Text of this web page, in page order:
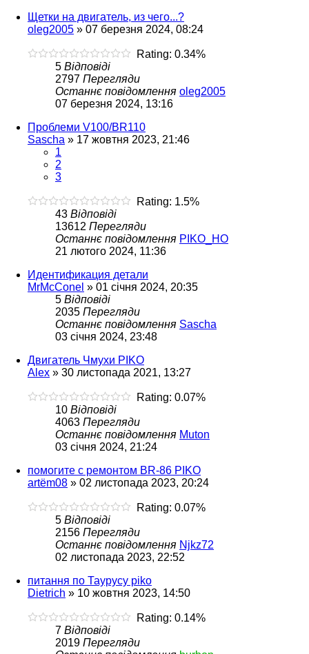
Щетки на двигатель, из чего...?
oleg2005 » 07 березня 2024, 08:24
Rating: 0.34%
5 Відповіді
2797 Перегляди
Останнє повідомлення oleg2005
07 березня 2024, 13:16
Проблеми V100/BR110
Sascha » 17 жовтня 2023, 21:46
1
2
3
Rating: 1.5%
43 Відповіді
13612 Перегляди
Останнє повідомлення PIKO_HO
21 лютого 2024, 11:36
Идентификация детали
MrMcConel » 01 січня 2024, 20:35
5 Відповіді
2035 Перегляди
Останнє повідомлення Sascha
03 січня 2024, 23:48
Двигатель Чмухи PIKO
Alex » 30 листопада 2021, 13:27
Rating: 0.07%
10 Відповіді
4063 Перегляди
Останнє повідомлення Muton
03 січня 2024, 21:24
помогите с ремонтом BR-86 PIKO
artëm08 » 02 листопада 2023, 20:24
Rating: 0.07%
5 Відповіді
2156 Перегляди
Останнє повідомлення Njkz72
02 листопада 2023, 22:52
питання по Таурусу piko
Dietrich » 10 жовтня 2023, 14:50
Rating: 0.14%
7 Відповіді
2019 Перегляди